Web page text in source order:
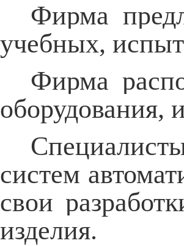
Фирма
учебных,
Фирма
оборудования,
систем
свои
изделия.